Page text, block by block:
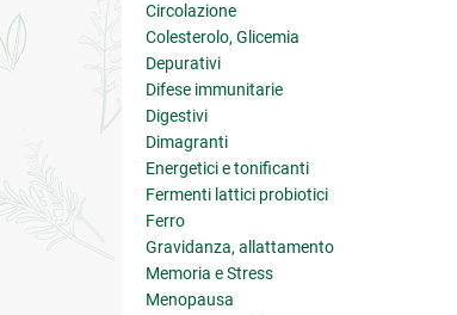
Circolazione
Colesterolo, Glicemia
Depurativi
Difese immunitarie
Digestivi
Dimagranti
Energetici e tonificanti
Fermenti lattici probiotici
Ferro
Gravidanza, allattamento
Memoria e Stress
Menopausa